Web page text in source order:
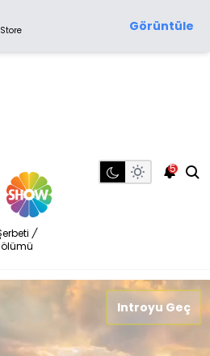
Görüntüle
5
/
Introyu Geç